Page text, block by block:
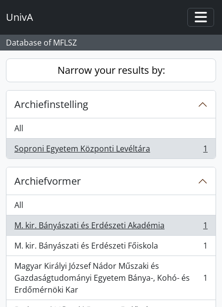
UnivA
Database of MFLSZ
Narrow your results by:
Archiefinstelling
All
Soproni Egyetem Központi Levéltára
, 1 results 1
Archiefvormer
All
M. kir. Bányászati és Erdészeti Akadémia
, 1 results
1
M. kir. Bányászati és Erdészeti Főiskola
, 1 results
1
Magyar Királyi József Nádor Műszaki és
Gazdaságtudományi Egyetem Bánya-, Kohó- és
Erdőmérnöki Kar
, 1 results 1